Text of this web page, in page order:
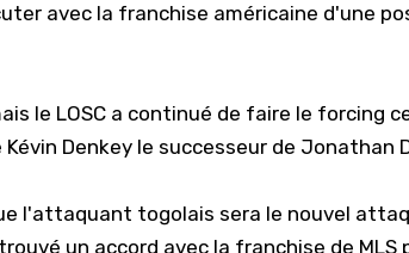
avec la franchise américaine d'une
le LOSC a continué de faire le forcing
Denkey le successeur de Jonathan
l'attaquant togolais sera le nouvel
un accord avec la franchise de MLS